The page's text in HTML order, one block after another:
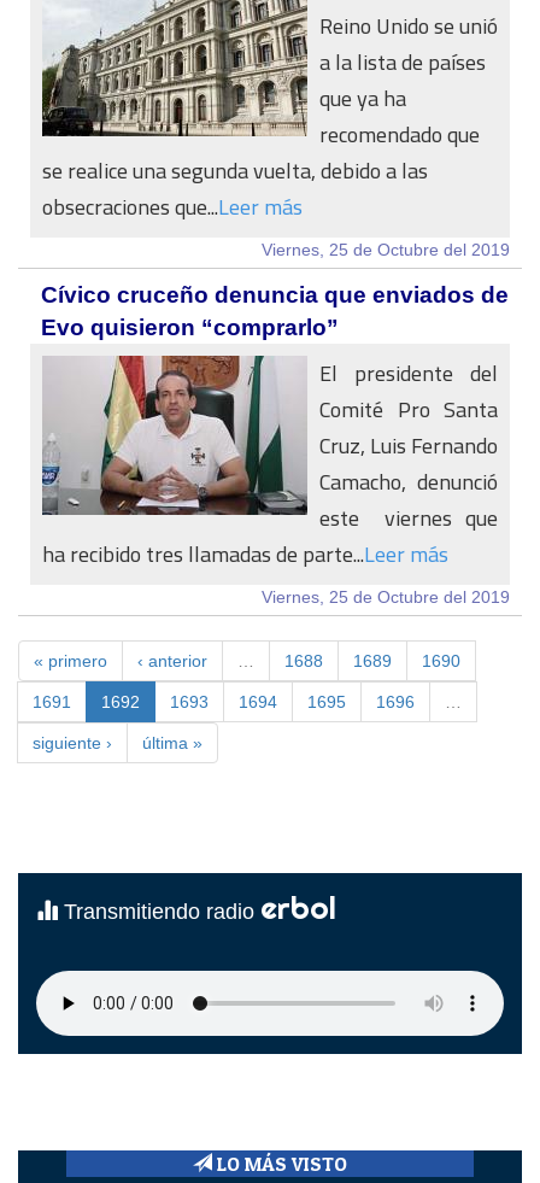
Reino Unido se unió
a la lista de países
que ya ha
recomendado que
se realice una segunda vuelta, debido a las
obsecraciones que...Leer más
Viernes, 25 de Octubre del 2019
Cívico cruceño denuncia que enviados de
Evo quisieron “comprarlo”
El presidente del
Comité Pro Santa
Cruz, Luis Fernando
Camacho, denunció
este viernes que
ha recibido tres llamadas de parte...Leer más
Viernes, 25 de Octubre del 2019
« primero ‹ anterior 1688 1689 1690
1691 1692 1693 1694 1695 1696
siguiente › última »
Transmitiendo radio erbol
LO MÁS VISTO